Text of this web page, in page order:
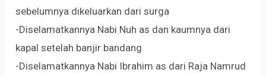
sebelumnya dikeluarkan dari surga
-Diselamatkannya Nabi Nuh as dan kaumnya dari
kapal setelah banjir bandang
-Diselamatkannya Nabi Ibrahim as dari Raja Namrud